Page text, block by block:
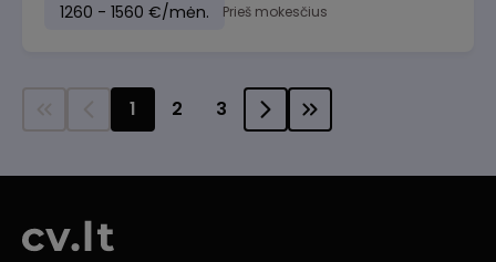
1260 - 1560 €/mėn. Prieš mokesčius
1 2 3